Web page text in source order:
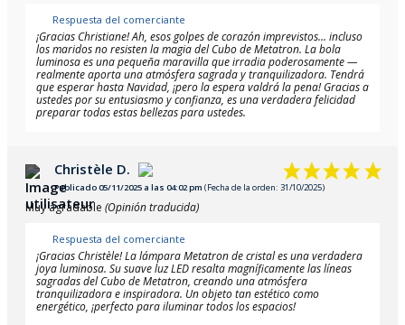
Respuesta del comerciante
¡Gracias Christiane! Ah, esos golpes de corazón imprevistos... incluso
los maridos no resisten la magia del Cubo de Metatron. La bola
luminosa es una pequeña maravilla que irradia poderosamente —
realmente aporta una atmósfera sagrada y tranquilizadora. Tendrá
que esperar hasta Navidad, ¡pero la espera valdrá la pena! Gracias a
ustedes por su entusiasmo y confianza, es una verdadera felicidad
preparar todas estas bellezas para ustedes.
Christèle D.
Publicado 05/11/2025 a las 04:02 pm (Fecha de la orden: 31/10/2025)
Muy agradable (Opinión traducida)
Respuesta del comerciante
¡Gracias Christèle! La lámpara Metatron de cristal es una verdadera
joya luminosa. Su suave luz LED resalta magníficamente las líneas
sagradas del Cubo de Metatron, creando una atmósfera
tranquilizadora e inspiradora. Un objeto tan estético como
energético, ¡perfecto para iluminar todos los espacios!